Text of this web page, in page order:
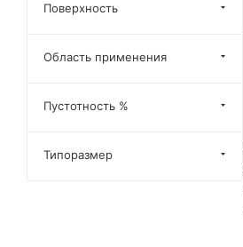
Поверхность
Область применения
Пустотность %
Типоразмер